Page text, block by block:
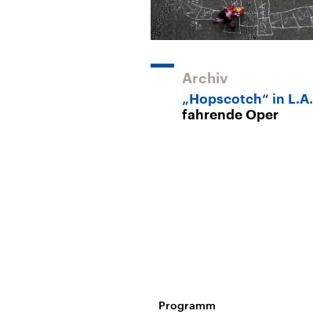
Archiv
„Hopscotch“ in L.A.
fahrende Oper
Programm